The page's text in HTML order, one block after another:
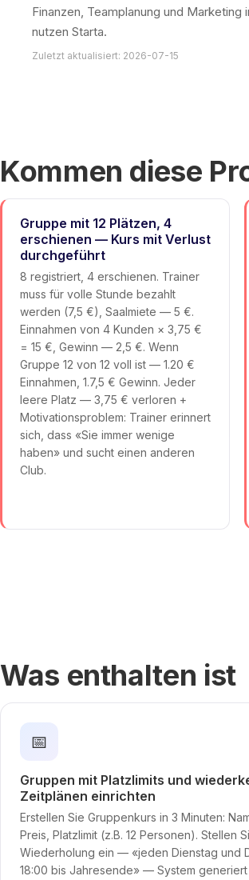
Finanzen, Teamplanung und
nutzen Starta.
Zuletzt aktualisiert: 2026-07-15
Kommen diese
Gruppe mit 12 Plätzen, 4
erschienen — Kurs mit Verlust
durchgeführt
8 registriert, 4 erschienen. Trainer
muss für volle Stunde bezahlt
werden (7,5 €), Saalmiete — 5 €.
Einnahmen von 4 Kunden × 3,75 €
= 15 €, Gewinn — 2,5 €. Wenn
Gruppe 12 von 12 voll ist — 1.20 €
Einnahmen, 1.7,5 € Gewinn. Jeder
leere Platz — 3,75 € verloren +
Motivationsproblem: Trainer erinnert
sich, dass «Sie immer wenige
haben» und sucht einen anderen
Club.
Was enthalten ist
📅
Gruppen mit Platzlimits und
Zeitplänen einrichten
Erstellen Sie Gruppenkurs in 3 Minuten:
Preis, Platzlimit (z.B. 12 Personen). Stellen
Wiederholung ein — «jeden Dienstag und
18:00 bis Jahresende» — System generiert